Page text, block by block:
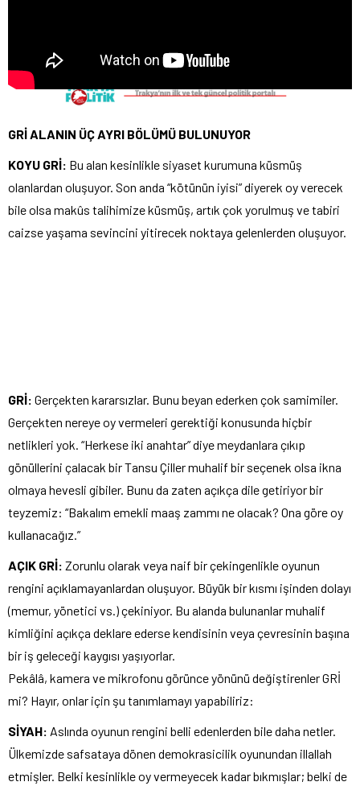
GRİ ALANIN ÜÇ AYRI BÖLÜMÜ BULUNUYOR
KOYU GRİ: Bu alan kesinlikle siyaset kurumuna küsmüş
olanlardan oluşuyor. Son anda “kötünün iyisi” diyerek oy verecek
bile olsa makûs talihimize küsmüş, artık çok yorulmuş ve tabiri
caizse yaşama sevincini yitirecek noktaya gelenlerden oluşuyor.
GRİ: Gerçekten kararsızlar. Bunu beyan ederken çok samimiler.
Gerçekten nereye oy vermeleri gerektiği konusunda hiçbir
netlikleri yok. “Herkese iki anahtar” diye meydanlara çıkıp
gönüllerini çalacak bir Tansu Çiller muhalif bir seçenek olsa ikna
olmaya hevesli gibiler. Bunu da zaten açıkça dile getiriyor bir
teyzemiz: “Bakalım emekli maaş zammı ne olacak? Ona göre oy
kullanacağız.”
AÇIK GRİ: Zorunlu olarak veya naif bir çekingenlikle oyunun
rengini açıklamayanlardan oluşuyor. Büyük bir kısmı işinden dolayı
(memur, yönetici vs.) çekiniyor. Bu alanda bulunanlar muhalif
kimliğini açıkça deklare ederse kendisinin veya çevresinin başına
bir iş geleceği kaygısı yaşıyorlar.
Pekâlâ, kamera ve mikrofonu görünce yönünü değiştirenler GRİ
mi? Hayır, onlar için şu tanımlamayı yapabiliriz:
SİYAH: Aslında oyunun rengini belli edenlerden bile daha netler.
Ülkemizde safsataya dönen demokrasicilik oyunundan illallah
etmişler. Belki kesinlikle oy vermeyecek kadar bıkmışlar; belki de